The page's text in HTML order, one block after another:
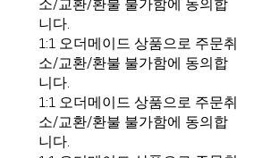
소/교환/환불 불가함에 동의합
니다.
1:1 오더메이드 상품으로 주문취
소/교환/환불 불가함에 동의합
니다.
1:1 오더메이드 상품으로 주문취
소/교환/환불 불가함에 동의합
니다.